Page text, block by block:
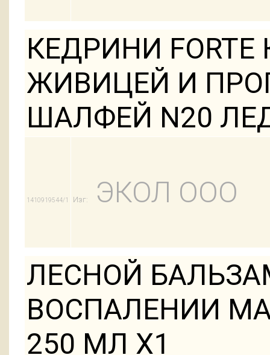
КЕДРИНИ
ЖИВИЦЕЙ И
ШАЛФЕЙ N20
1410919544/1 Изг: ЭКОЛ ООО
ЛЕСНОЙ
ВОСПАЛЕНИИ
250 МЛ Х1